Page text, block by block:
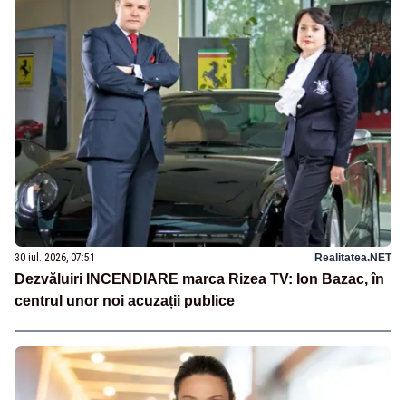
30 iul. 2026, 07:51 Realitatea.NET
Dezvăluiri INCENDIARE marca Rizea TV: Ion Bazac, în
centrul unor noi acuzații publice